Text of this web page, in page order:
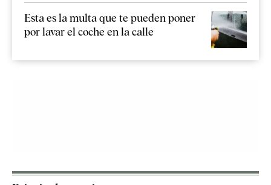
Esta es la multa que te pueden poner
por lavar el coche en la calle